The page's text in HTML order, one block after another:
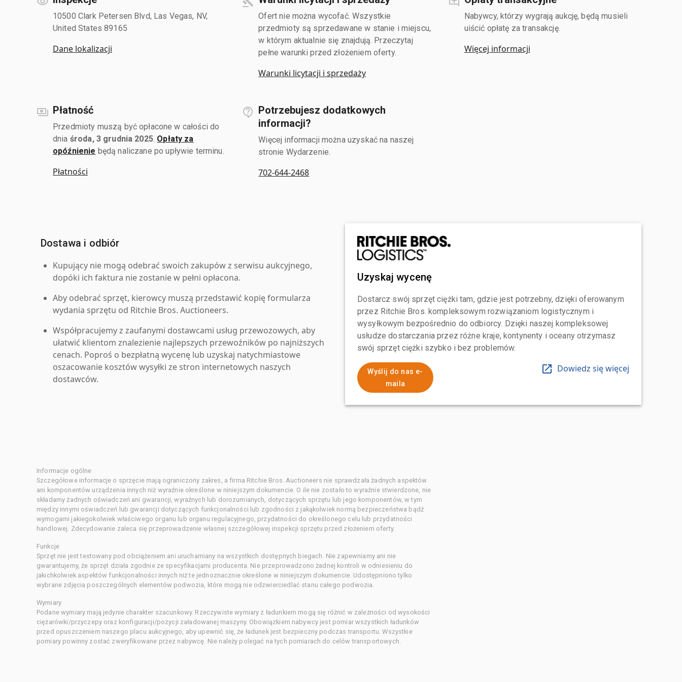
10500 Clark Petersen Blvd, Las Vegas, NV,
United States 89165
Dane lokalizacji
Ofert nie można wycofać. Wszystkie
przedmioty są sprzedawane w stanie i miejscu,
w którym aktualnie się znajdują. Przeczytaj
pełne warunki przed złożeniem oferty.
Warunki licytacji i sprzedaży
Nabywcy, którzy wygrają aukcję, będą musieli
uiścić opłatę za transakcję.
Więcej informacji
Płatność
Przedmioty muszą być opłacone w całości do
dnia środa, 3 grudnia 2025. Opłaty za
opóźnienie będą naliczane po upływie terminu.
Płatności
Potrzebujesz dodatkowych
informacji?
Więcej informacji można uzyskać na naszej
stronie Wydarzenie.
702-644-2468
Dostawa i odbiór
Kupujący nie mogą odebrać swoich zakupów z serwisu aukcyjnego,
dopóki ich faktura nie zostanie w pełni opłacona.
Aby odebrać sprzęt, kierowcy muszą przedstawić kopię formularza
wydania sprzętu od Ritchie Bros. Auctioneers.
Współpracujemy z zaufanymi dostawcami usług przewozowych, aby
ułatwić klientom znalezienie najlepszych przewoźników po najniższych
cenach. Poproś o bezpłatną wycenę lub uzyskaj natychmiastowe
oszacowanie kosztów wysyłki ze stron internetowych naszych
dostawców.
Uzyskaj wycenę
Dostarcz swój sprzęt ciężki tam, gdzie jest potrzebny, dzięki oferowanym
przez Ritchie Bros. kompleksowym rozwiązaniom logistycznym i
wysyłkowym bezpośrednio do odbiorcy. Dzięki naszej kompleksowej
usłudze dostarczania przez różne kraje, kontynenty i oceany otrzymasz
swój sprzęt ciężki szybko i bez problemów.
Wyślij do nas e-
maila
Dowiedz się więcej
Informacje ogólne
Szczegółowe informacje o sprzęcie mają ograniczony zakres, a firma Ritchie Bros. Auctioneers nie sprawdzała żadnych aspektów
ani komponentów urządzenia innych niż wyraźnie określone w niniejszym dokumencie. O ile nie zostało to wyraźnie stwierdzone, nie
składamy żadnych oświadczeń ani gwarancji, wyraźnych lub dorozumianych, dotyczących sprzętu lub jego komponentów, w tym
między innymi oświadczeń lub gwarancji dotyczących funkcjonalności lub zgodności z jakąkolwiek normą bezpieczeństwa bądź
wymogami jakiegokolwiek właściwego organu lub organu regulacyjnego, przydatności do określonego celu lub przydatności
handlowej. Zdecydowanie zaleca się przeprowadzenie własnej szczegółowej inspekcji sprzętu przed złożeniem oferty.
Funkcje
Sprzęt nie jest testowany pod obciążeniem ani uruchamiany na wszystkich dostępnych biegach. Nie zapewniamy ani nie
gwarantujemy, że sprzęt działa zgodnie ze specyfikacjami producenta. Nie przeprowadzono żadnej kontroli w odniesieniu do
jakichkolwiek aspektów funkcjonalności innych niż te jednoznacznie określone w niniejszym dokumencie. Udostępniono tylko
wybrane zdjęcia poszczególnych elementów podwozia, które mogą nie odzwierciedlać stanu całego podwozia.
Wymiary
Podane wymiary mają jedynie charakter szacunkowy. Rzeczywiste wymiary z ładunkiem mogą się różnić w zależności od wysokości
ciężarówki/przyczepy oraz konfiguracji/pozycji załadowanej maszyny. Obowiązkiem nabywcy jest pomiar wszystkich ładunków
przed opuszczeniem naszego placu aukcyjnego, aby upewnić się, że ładunek jest bezpieczny podczas transportu. Wszystkie
pomiary powinny zostać zweryfikowane przez nabywcę. Nie należy polegać na tych pomiarach do celów transportowych.